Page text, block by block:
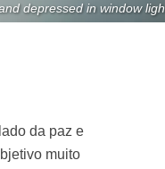
depressed in window
da paz e
muito